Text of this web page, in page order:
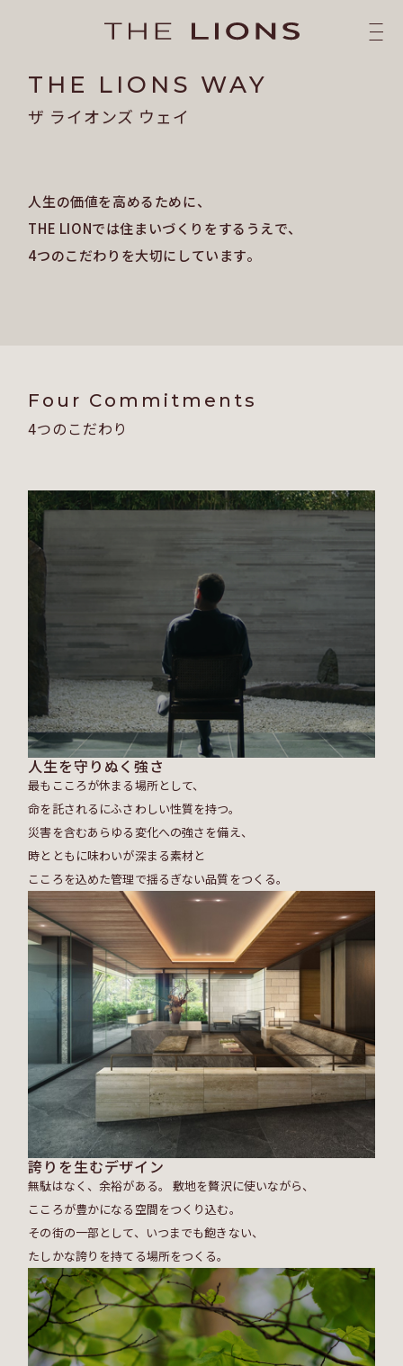
THE LIONS WAY
ザ ライオンズ ウェイ
人生の価値を高めるために、
THE LIONでは住まいづくりをするうえで、
4つのこだわりを大切にしています。
Four Commitments
4つのこだわり
人生を守りぬく強さ
最もこころが休まる場所として、
命を託されるにふさわしい性質を持つ。
災害を含むあらゆる変化への強さを備え、
時とともに味わいが深まる素材と
こころを込めた管理で揺るぎない品質をつくる。
誇りを生むデザイン
無駄はなく、余裕がある。 敷地を贅沢に使いながら、
こころが豊かになる空間をつくり込む。
その街の一部として、いつまでも飽きない、
たしかな誇りを持てる場所をつくる。